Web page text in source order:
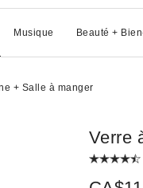
Musique Beauté +
+ Salle à manger
Verre